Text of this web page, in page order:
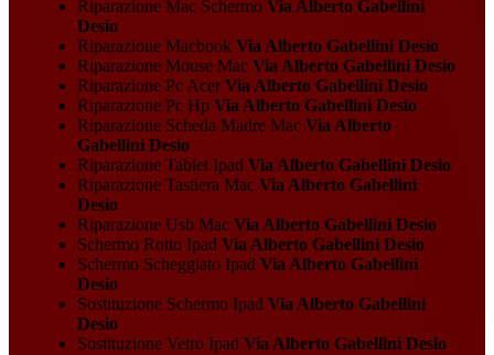
Riparazione Mac SchermoVia Alberto Gabellini
Desio
Riparazione Macbook Via Alberto Gabellini Desio
Riparazione Mouse MacVia Alberto Gabellini Desio
Riparazione Pc AcerVia Alberto Gabellini Desio
Riparazione Pc HpVia Alberto Gabellini Desio
Riparazione Scheda Madre MacVia Alberto
Gabellini Desio
Riparazione Tablet Ipad Via Alberto Gabellini Desio
Riparazione Tastiera MacVia Alberto Gabellini
Desio
Riparazione Usb MacVia Alberto Gabellini Desio
Schermo Rotto Ipad Via Alberto Gabellini Desio
Schermo Scheggiato Ipad Via Alberto Gabellini
Desio
Sostituzione Schermo Ipad Via Alberto Gabellini
Desio
Sostituzione Vetro Ipad Via Alberto Gabellini Desio